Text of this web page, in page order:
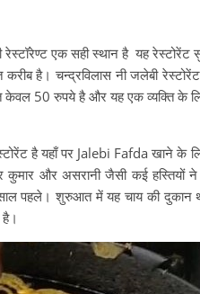
एक सही स्थान है यह
है। चन्द्रविलास नी जलेबी
50 रुपये है और यह एक व्यक्ति के लिए
है यहाँ पर Jalebi Fafda खाने
कुमार और असरानी जैसी कई हस्तियों
पहले। शुरुआत में यह चाय की दुकान